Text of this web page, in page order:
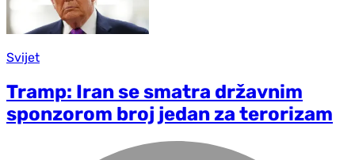
Svijet
Tramp: Iran se smatra državnim
sponzorom broj jedan za terorizam